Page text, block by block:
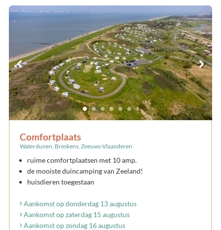
Comfortplaats
Waterdunen, Breskens, Zeeuws-Vlaanderen
ruime comfortplaatsen met 10 amp.
de mooiste duincamping van Zeeland!
huisdieren toegestaan
Aankomst op donderdag 13 augustus
Aankomst op zaterdag 15 augustus
Aankomst op zondag 16 augustus